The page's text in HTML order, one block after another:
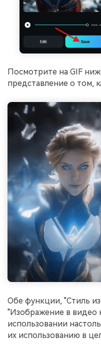
Посмотрите на GIF
представление о том,
Обе функции, "Стиль
"Изображение в видео
использовании
их использованию в